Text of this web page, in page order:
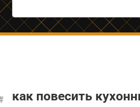
как повесить